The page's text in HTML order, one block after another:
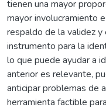
tienen una mayor
mayor involucramiento
respaldo de la validez
instrumento para la
lo que puede ayudar a
anterior es relevante,
anticipar problemas de
herramienta factible